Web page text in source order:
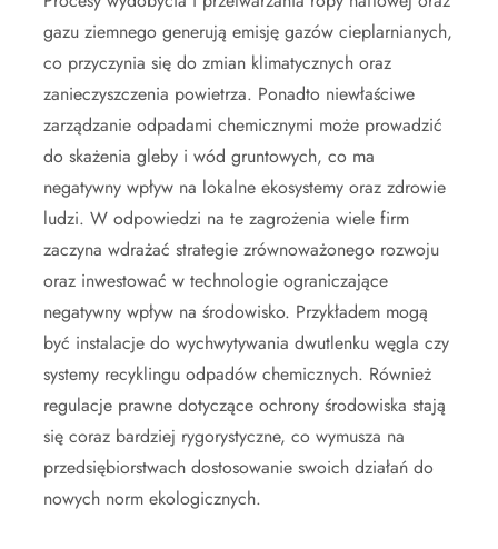
gazu ziemnego generują emisję gazów cieplarnianych,
co przyczynia się do zmian klimatycznych oraz
zanieczyszczenia powietrza. Ponadto niewłaściwe
zarządzanie odpadami chemicznymi może prowadzić
do skażenia gleby i wód gruntowych, co ma
negatywny wpływ na lokalne ekosystemy oraz zdrowie
ludzi. W odpowiedzi na te zagrożenia wiele firm
zaczyna wdrażać strategie zrównoważonego rozwoju
oraz inwestować w technologie ograniczające
negatywny wpływ na środowisko. Przykładem mogą
być instalacje do wychwytywania dwutlenku węgla czy
systemy recyklingu odpadów chemicznych. Również
regulacje prawne dotyczące ochrony środowiska stają
się coraz bardziej rygorystyczne, co wymusza na
przedsiębiorstwach dostosowanie swoich działań do
nowych norm ekologicznych.